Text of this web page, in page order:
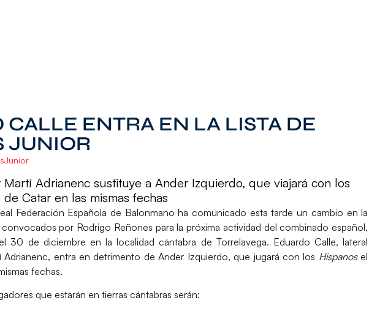
CALLE ENTRA EN LA LISTA DE
JUNIOR
Adrianenc sustituye a Ander Izquierdo, que viajará con los
Catar en las mismas fechas
Federación Española de Balonmano ha comunicado esta tarde un cambio en la
convocados por Rodrigo Reñones para la próxima actividad del combinado español,
30 de diciembre en la localidad cántabra de Torrelavega. Eduardo Calle, lateral
Adrianenc, entra en detrimento de Ander Izquierdo, que jugará con los Hispanosel
fechas.
que estarán en tierras cántabras serán: